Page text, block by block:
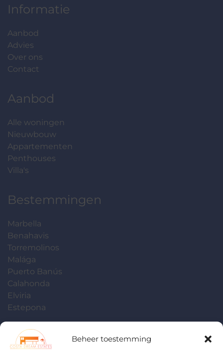
Beheer toestemming
Informatie
Aanbod
Advies
Over ons
Contact
Aanbod
Alle woningen
Nieuwbouw
Appartementen
Penthouses
Villa's
Bestemmingen
Marbella
Benahavis
Torremolinos
Malága
Puerto Banús
Calahonda
Elviria
Estepona
Contact